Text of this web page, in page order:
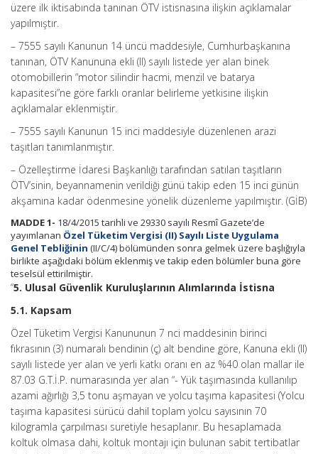
üzere ilk iktisabında tanınan ÖTV istisnasına ilişkin açıklamalar
yapılmıştır.
– 7555 sayılı Kanunun 14 üncü maddesiyle, Cumhurbaşkanına
tanınan, ÖTV Kanununa ekli (II) sayılı listede yer alan binek
otomobillerin “motor silindir hacmi, menzil ve batarya
kapasitesi”ne göre farklı oranlar belirleme yetkisine ilişkin
açıklamalar eklenmiştir.
– 7555 sayılı Kanunun 15 inci maddesiyle düzenlenen arazi
taşıtları tanımlanmıştır.
– Özelleştirme İdaresi Başkanlığı tarafından satılan taşıtların
ÖTV’sinin, beyannamenin verildiği günü takip eden 15 inci günün
akşamına kadar ödenmesine yönelik düzenleme yapılmıştır. (GİB)
MADDE 1- 18/4/2015 tarihli ve 29330 sayılı Resmî Gazete’de
yayımlanan Özel Tüketim Vergisi (II) Sayılı Liste Uygulama
Genel Tebliğinin (II/C/4) bölümünden sonra gelmek üzere başlığıyla
birlikte aşağıdaki bölüm eklenmiş ve takip eden bölümler buna göre
teselsül ettirilmiştir.
“5. Ulusal Güvenlik Kuruluşlarının Alımlarında İstisna
5.1. Kapsam
Özel Tüketim Vergisi Kanununun 7 nci maddesinin birinci
fıkrasının (3) numaralı bendinin (ç) alt bendine göre, Kanuna ekli (II)
sayılı listede yer alan ve yerli katkı oranı en az %40 olan mallar ile
87.03 G.T.İ.P. numarasında yer alan “- Yük taşımasında kullanılıp
azami ağırlığı 3,5 tonu aşmayan ve yolcu taşıma kapasitesi (Yolcu
taşıma kapasitesi sürücü dahil toplam yolcu sayısının 70
kilogramla çarpılması suretiyle hesaplanır. Bu hesaplamada
koltuk olmasa dahi, koltuk montajı için bulunan sabit tertibatlar